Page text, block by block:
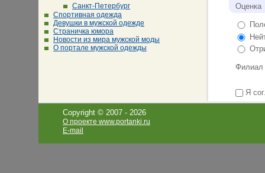
Санкт-Петербург
Спортивная одежда
Девушки в мужской одежде
Страничка юмора
Новости из мира мужской моды
О портале мужской одежды
Оценка
Филиал
Я
Copyright © 2007 - 2026
О проекте www.portanki.ru
E-mail